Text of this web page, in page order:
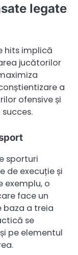
legate
hits implică
jucătorilor
a
ofensive și
sporturi
de execuție și
exemplu, o
face un
baza a treia
se
pe elementul